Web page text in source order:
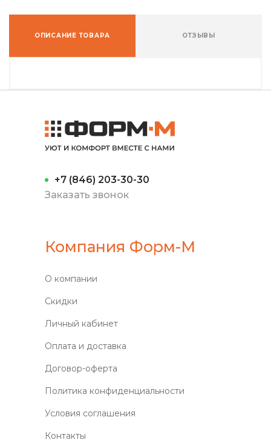
ОПИСАНИЕ ТОВАРА ОТЗЫВЫ
+7 (846) 203-30-30
Заказать звонок
Компания Форм-М
О компании
Скидки
Личный кабинет
Оплата и доставка
Договор-оферта
Политика конфиденциальности
Условия соглашения
Контакты